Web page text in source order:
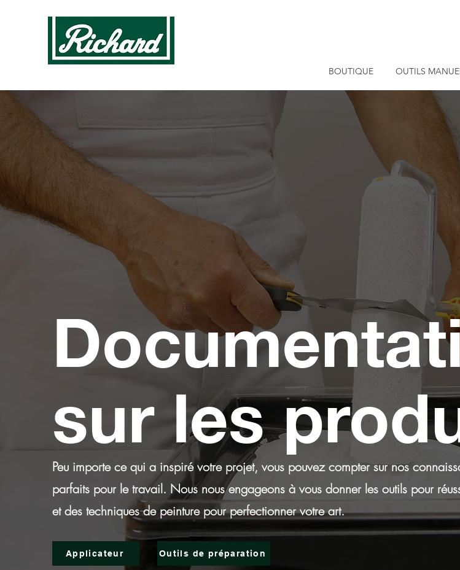
BOUTIQUE OUTILS
sur les
Peu importe ce qui a inspiré votre projet, vous pouvez compter sur nos
parfaits pour le travail. Nous nous engageons à vous donner les outils pour
et des techniques de peinture pour perfectionner votre art.
Applicateur Outils de préparation